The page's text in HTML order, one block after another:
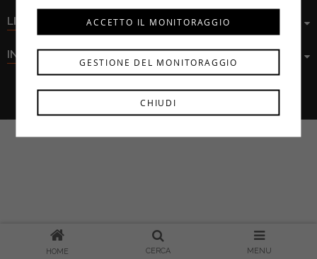
HOME CERCA MENU
LINK UTILI
INFORMAZIONI
Ferramenta Cima s.r.l. © 2021
CHIUDI
GESTIONE DEL MONITORAGGIO
ACCETTO IL MONITORAGGIO